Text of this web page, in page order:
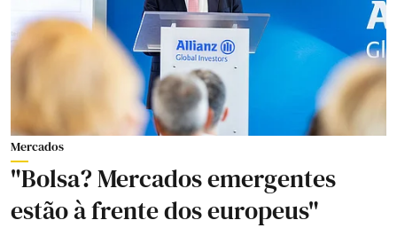
Mercados
"Bolsa? Mercados emergentes
estão à frente dos europeus"